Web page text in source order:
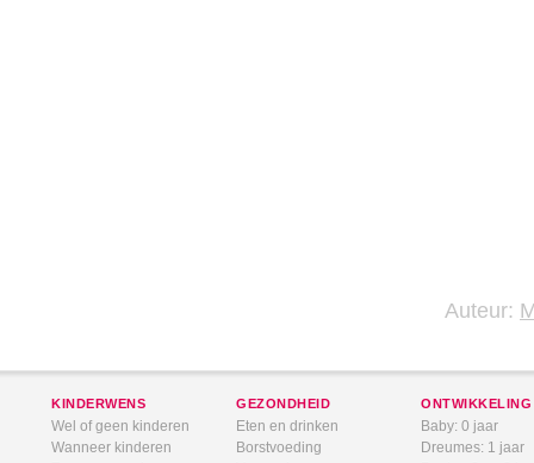
Auteur:
KINDERWENS
Wel of geen kinderen
Wanneer kinderen
GEZONDHEID
Eten en drinken
Borstvoeding
ONTWIKKELING
Baby: 0 jaar
Dreumes: 1 jaar